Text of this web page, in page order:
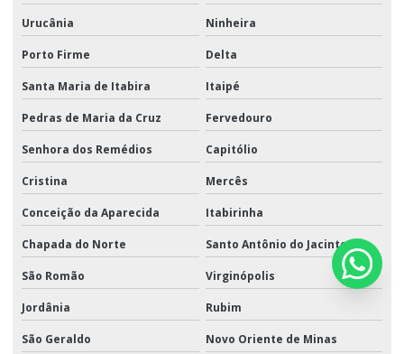
Urucânia Ninheira
Porto Firme Delta
Santa Maria de Itabira Itaipé
Pedras de Maria da Cruz Fervedouro
Senhora dos Remédios Capitólio
Cristina Mercês
Conceição da Aparecida Itabirinha
Chapada do Norte Santo Antônio do Jacinto
São Romão Virginópolis
Jordânia Rubim
São Geraldo Novo Oriente de Minas